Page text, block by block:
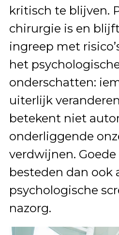
kritisch te blijven.
chirurgie is en
ingreep met
het
onderschatten:
uiterlijk
betekent niet
onderliggende
verdwijnen.
besteden dan ook
psychologische
nazorg.